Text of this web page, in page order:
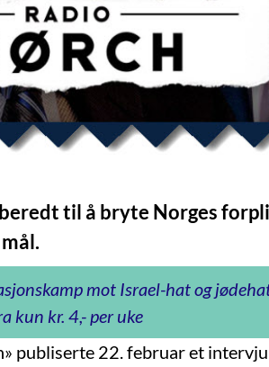
til å bryte Norges
mot Israel-hat og
kun kr. 4,- per uke
publiserte 22. februar et